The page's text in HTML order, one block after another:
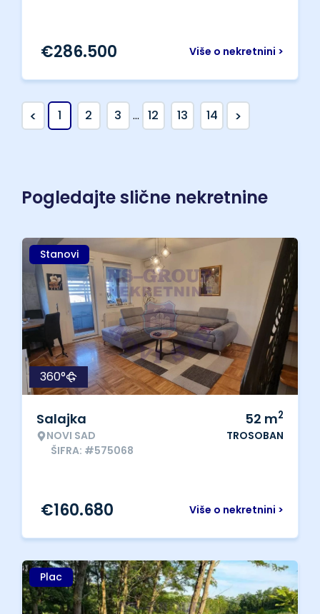
Više o nekretnini >
€286.500
< 1 2 3 ... 12 13 14 >
Pogledajte slične nekretnine
Stanovi
360°
Salajka
NOVI SAD
ŠIFRA: #575068
52 m2
TROSOBAN
Više o nekretnini >
€160.680
Plac